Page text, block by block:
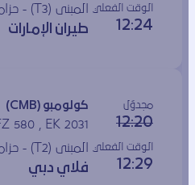
الوقت الفعلي
12:24
المبنى (T3) - حزام الأمتعة (5)
طيران الإمارات
مجدوَل
12:20
كولومبو (CMB)
FZ 580 , EK 2031
الوقت الفعلي
12:29
المبنى (T2) - حزام الأمتعة (4)
فلاي دبي